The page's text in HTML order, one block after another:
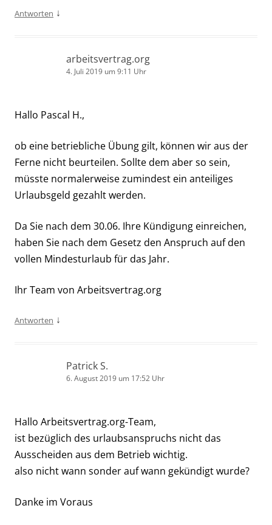
Antworten ↓
arbeitsvertrag.org
4. Juli 2019 um 9:11 Uhr
Hallo Pascal H.,
ob eine betriebliche Übung gilt, können wir aus der
Ferne nicht beurteilen. Sollte dem aber so sein,
müsste normalerweise zumindest ein anteiliges
Urlaubsgeld gezahlt werden.
Da Sie nach dem 30.06. Ihre Kündigung einreichen,
haben Sie nach dem Gesetz den Anspruch auf den
vollen Mindesturlaub für das Jahr.
Ihr Team von Arbeitsvertrag.org
Antworten ↓
Patrick S.
6. August 2019 um 17:52 Uhr
Hallo Arbeitsvertrag.org-Team,
ist bezüglich des urlaubsanspruchs nicht das
Ausscheiden aus dem Betrieb wichtig.
also nicht wann sonder auf wann gekündigt wurde?
Danke im Voraus